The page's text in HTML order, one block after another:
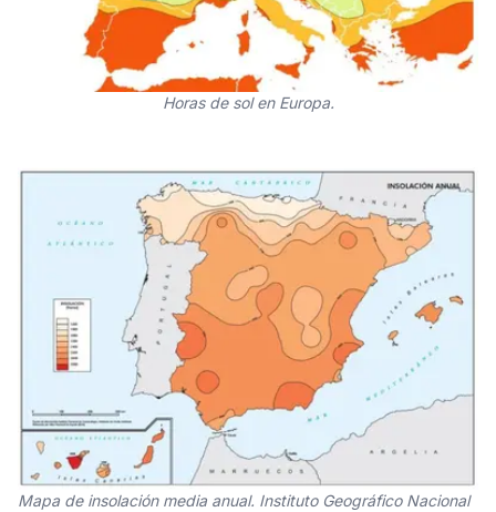
Horas de sol en Europa.
Mapa de insolación media anual. Instituto Geográfico Nacional